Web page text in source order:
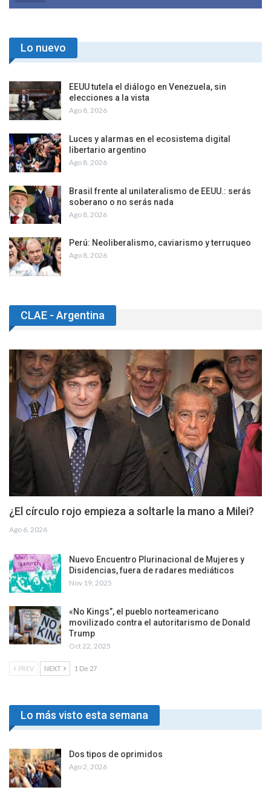
Lo nuevo
EEUU tutela el diálogo en Venezuela, sin
elecciones a la vista
Ago 8, 2026
Luces y alarmas en el ecosistema digital
libertario argentino
Ago 8, 2026
Brasil frente al unilateralismo de EEUU.: serás
soberano o no serás nada
Ago 8, 2026
Perú: Neoliberalismo, caviarismo y terruqueo
Ago 8, 2026
CLAE - Argentina
¿El círculo rojo empieza a soltarle la mano a Milei?
Ago 6, 2026
Nuevo Encuentro Plurinacional de Mujeres y
Disidencias, fuera de radares mediáticos
Nov 19, 2025
«No Kings”, el pueblo norteamericano
movilizado contra el autoritarismo de Donald
Trump
Oct 22, 2025
PREV NEXT 1 De 27
Lo más visto esta semana
Dos tipos de oprimidos
Ago 2, 2026